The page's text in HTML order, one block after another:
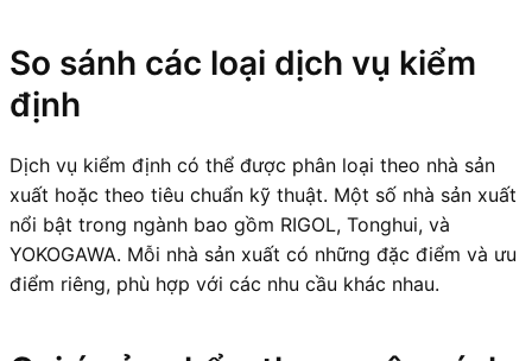
So sánh các loại dịch vụ kiểm
định
Dịch vụ kiểm định có thể được phân loại theo nhà sản
xuất hoặc theo tiêu chuẩn kỹ thuật. Một số nhà sản xuất
nổi bật trong ngành bao gồm RIGOL, Tonghui, và
YOKOGAWA. Mỗi nhà sản xuất có những đặc điểm và ưu
điểm riêng, phù hợp với các nhu cầu khác nhau.